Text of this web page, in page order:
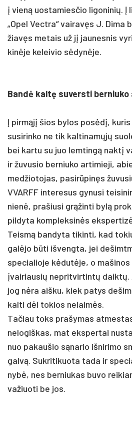
į vieną uos­ta­mies­čio li­go­ni­nių. Į
„Opel Vect­ra“ vai­ravęs J.
žiavęs me­tais už jį jau­nes­nis
kinė­je ke­lei­vio sėdynė­je.
Bandė kaltę su­vers­ti
Į pirmąjį šios by­los po­sėdį,
su­si­rin­ko ne tik kal­ti­namųjų
bei kar­tu su juo lem­tingą naktį
ir žu­vu­sio ber­niu­ko ar­ti­mie­ji,
med­žio­to­jas, pa­si­rūpinęs
VVARFF in­te­re­sus gy­nu­si
nienė, pra­šiu­si grąžin­ti bylą
pil­dy­ta komp­lek­sinės
Teismą ban­dy­ta ti­kin­ti, kad
galė­jo būti iš­veng­ta, jei
spe­cia­lio­je kėdutė­je, o
įvai­riau­sių ne­prit­vir­tintų
jog nėra aiš­ku, kiek pa­tys
kal­ti dėl to­kios ne­laimės.
Ta­čiau toks pra­šy­mas
ne­lo­giš­kas, mat eks­per­tai
nuo pa­kau­šio sąna­rio iš­ni­ri­mo
galvą. Suk­ri­ti­kuo­ta ta­da ir
nybė, nes ber­niu­kas bu­vo
va­žiuo­ti be jos.